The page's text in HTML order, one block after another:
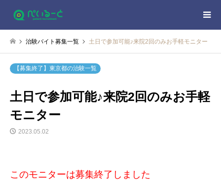
治験バイト募集一覧 土日で参加可能♪来院2回のみお手軽モニター
【募集終了】東京都の治験一覧
土日で参加可能♪来院2回のみお手軽
モニター
2023.05.02
このモニターは募集終了しました